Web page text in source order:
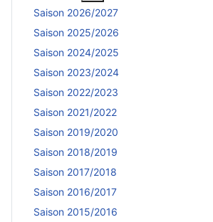
Saison 2026/2027
Saison 2025/2026
Saison 2024/2025
Saison 2023/2024
Saison 2022/2023
Saison 2021/2022
Saison 2019/2020
Saison 2018/2019
Saison 2017/2018
Saison 2016/2017
Saison 2015/2016